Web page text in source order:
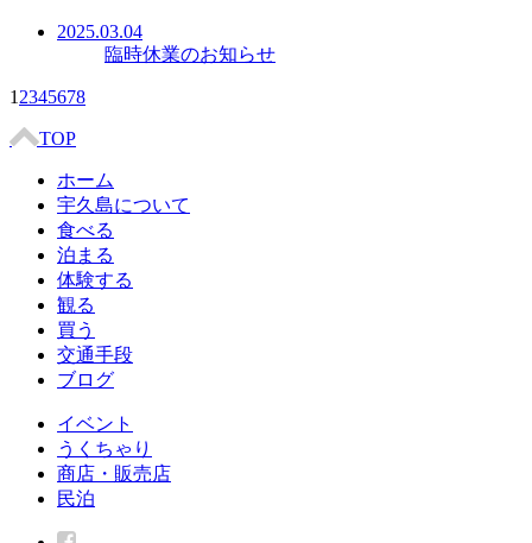
2025.03.04
臨時休業のお知らせ
1 2345678
TOP
ホーム
宇久島について
食べる
泊まる
体験する
観る
買う
交通手段
ブログ
イベント
うくちゃり
商店・販売店
民泊